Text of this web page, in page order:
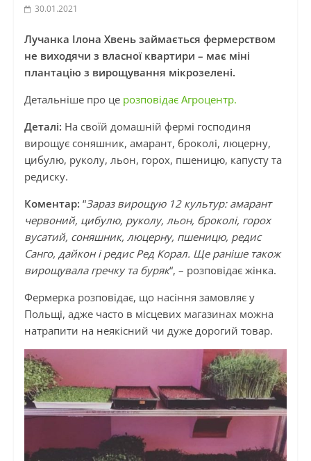
30.01.2021
Лучанка Ілона Хвень займається фермерством
не виходячи з власної квартири – має міні
плантацію з вирощування мікрозелені.
Детальніше про це розповідає Агроцентр.
Деталі: На своїй домашній фермі господиня
вирощує соняшник, амарант, броколі, люцерну,
цибулю, руколу, льон, горох, пшеницю, капусту та
редиску.
Коментар: “Зараз вирощую 12 культур: амарант
червоний, цибулю, руколу, льон, броколі, горох
вусатий, соняшник, люцерну, пшеницю, редис
Санго, дайкон і редис Ред Корал. Ще раніше також
вирощувала гречку та буряк“, – розповідає жінка.
Фермерка розповідає, що насіння замовляє у
Польщі, адже часто в місцевих магазинах можна
натрапити на неякісний чи дуже дорогий товар.